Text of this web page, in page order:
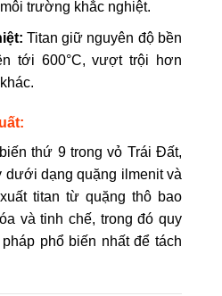
trường khắc nghiệt.
Titan giữ nguyên độ bền
tới 600°C, vượt trội hơn
thứ 9 trong vỏ Trái Đất,
dạng quặng ilmenit và
titan từ quặng thô bao
và tinh chế, trong đó quy
phổ biến nhất để tách